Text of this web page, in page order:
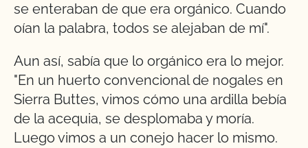
se enteraban de que era orgánico. Cuando
oían la palabra, todos se alejaban de mí".
Aun así, sabía que lo orgánico era lo mejor.
"En un huerto convencional de nogales en
Sierra Buttes, vimos cómo una ardilla bebía
de la acequia, se desplomaba y moría.
Luego vimos a un conejo hacer lo mismo.